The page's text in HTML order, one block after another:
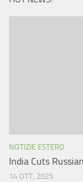
NOTIZIE ESTERO
India Cuts
14 OTT, 2025